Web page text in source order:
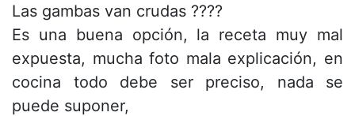
Las gambas van crudas ????
Es una buena opción, la receta muy mal
expuesta, mucha foto mala explicación, en
cocina todo debe ser preciso, nada se
puede suponer,